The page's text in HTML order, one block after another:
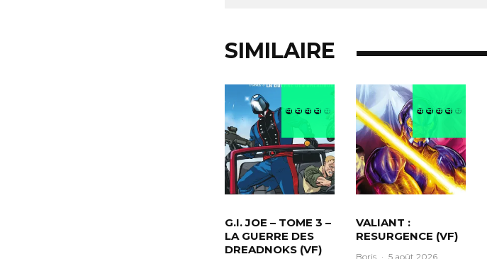
SIMILAIRE
G.I. JOE – TOME 3 –
LA GUERRE DES
DREADNOKS (VF)
VALIANT :
RESURGENCE (VF)
Boris · 5 août 2026